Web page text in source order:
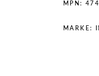
MPN: 474
MARKE: